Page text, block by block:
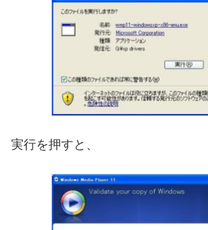
実行を押すと、